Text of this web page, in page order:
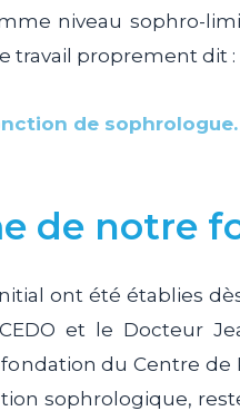
niveau sophro-
travail proprement dit
de sophrologue.
de notre
ont été établies dès
et le Docteur
du Centre de
sophrologique,